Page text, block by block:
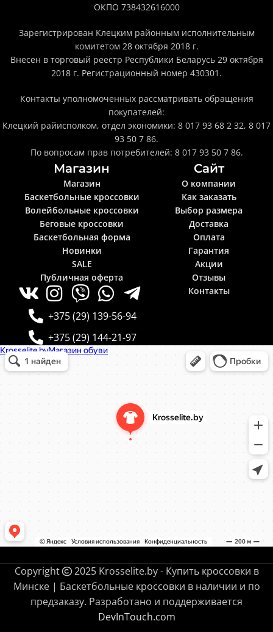
ОКПО 738432616000
Зарегистрирован Клецким районным исполнительным
комитетом 28 октября 2018 г.
Внесен в торговый реестр Республики Беларусь 29 октября
2018 г. Регистрационный номер 430301.
Контакты уполномоченных рассматривать обращения
покупателей:
Клецкий райисполком, отдел экономики: 8 017 93 68 2 32, 8 017
93 50 7 86.
По вопросам прав потребителей: 8 017 93 50 7 86.
Магазин
Магазин
Баскетбольные кроссовки
Волейбольные кроссовки
Беговые кроссовки
Баскетбольная форма
Новинки
SALE
Публичная оферта
+375 (29) 139-56-94
+375 (29) 144-21-97
Сайт
О компании
Как заказать
Выбор размера
Доставка
Оплата
Гарантия
Акции
Отзывы
Контакты
Krosselite.by
Информационный интернет-сайт в Минске
Copyright
2025 Krosselite.by - Купить кроссовки в
Минске | Баскетбольные кроссовки в наличии и по
предзаказу. Разработано и поддерживается
DevInTouch.com